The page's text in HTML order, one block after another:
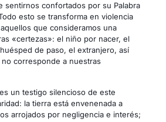
sentirnos confortados por su Palabra
esto se transforma en violencia
que consideramos una
«certezas»: el niño por nacer, el
de paso, el extranjero, así
corresponde a nuestras
un testigo silencioso de este
la tierra está envenenada a
arrojados por negligencia e interés;